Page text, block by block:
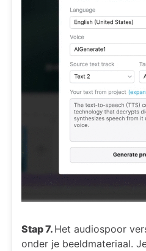
Stap 7. Het audiospoor
onder je beeldmateriaal.